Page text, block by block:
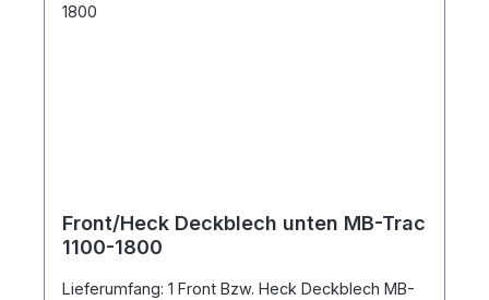
Front/Heck Deckblech unten MB-Trac
1100-1800
Lieferumfang: 1 Front Bzw. Heck Deckblech MB-